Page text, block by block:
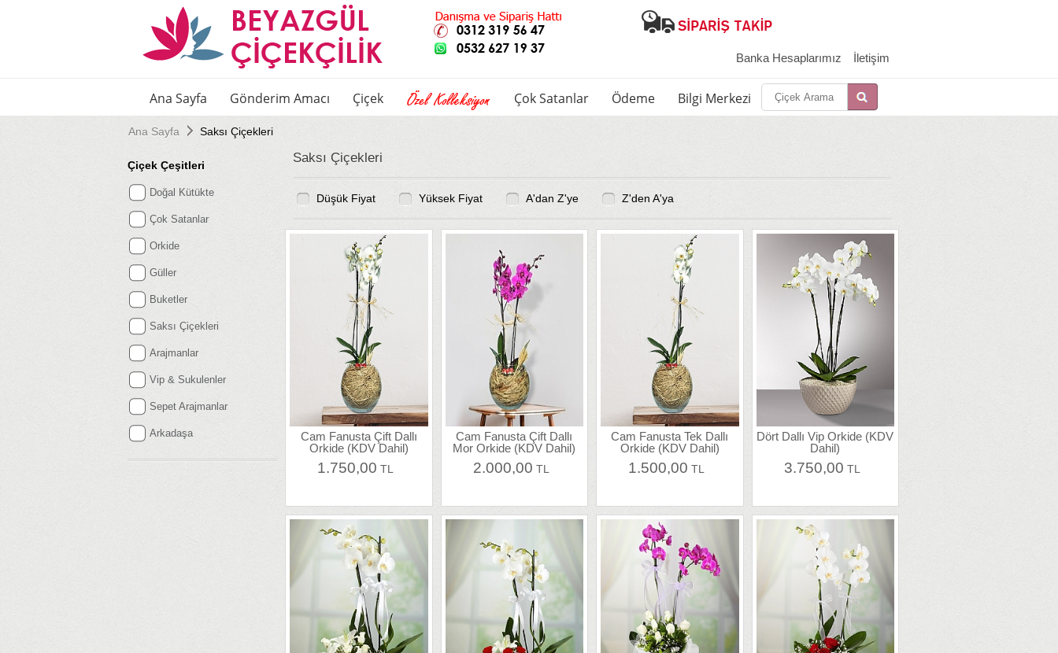
Banka Hesaplarımız İletişim
Ana Sayfa Gönderim Amacı Çiçek Çok Satanlar Ödeme Bilgi Merkezi İletşim
Ana Sayfa Saksı Çiçekleri
Çiçek Çeşitleri
Doğal Kütükte
Çok Satanlar
Orkide
Güller
Buketler
Saksı Çiçekleri
Arajmanlar
Vip & Sukulenler
Sepet Arajmanlar
Arkadaşa
Saksı Çiçekleri
Düşük Fiyat Yüksek Fiyat A'dan Z'ye Z'den A'ya
Cam Fanusta Çift Dallı
Orkide (KDV Dahil)
1.750,00 TL
Cam Fanusta Çift Dallı
Mor Orkide (KDV Dahil)
2.000,00 TL
Cam Fanusta Tek Dallı
Orkide (KDV Dahil)
1.500,00 TL
Dört Dallı Vip Orkide (KDV
Dahil)
3.750,00 TL